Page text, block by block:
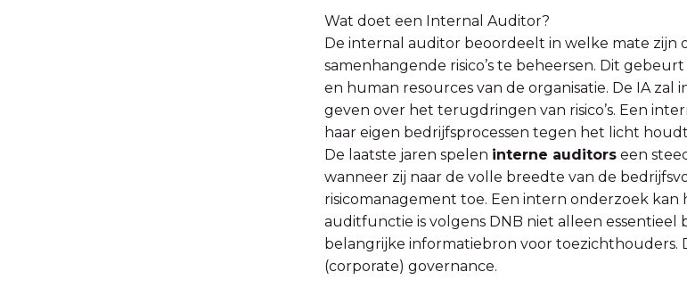
Wat doet een Internal Auditor?
De internal auditor beoordeelt in welke mate zijn
samenhangende risico’s te beheersen. Dit
en human resources van de organisatie. De IA
geven over het terugdringen van risico’s. Een
haar eigen bedrijfsprocessen tegen het licht
De laatste jaren spelen interne auditorseen
wanneer zij naar de volle breedte van de
risicomanagement toe. Een intern onderzoek kan
auditfunctie is volgens DNB niet alleen essentieel
belangrijke informatiebron voor toezichthouders.
(corporate) governance.